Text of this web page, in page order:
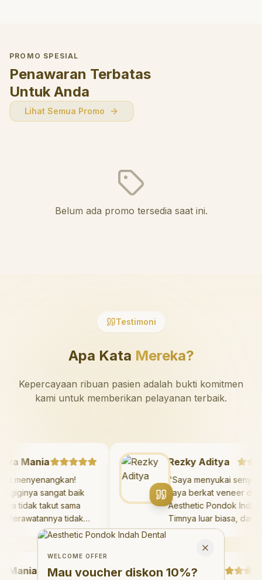
PROMO SPESIAL
Penawaran Terbatas
Untuk Anda
Lihat Semua Promo
Belum ada promo tersedia saat ini.
Testimoni
Apa Kata Mereka?
Kepercayaan ribuan pasien adalah bukti komitmen
kami untuk memberikan pelayanan terbaik.
Mania
menyenangkan!
giginya sangat baik
saya tidak takut sama
Perawatannya tidak
dan saya bisa bermain
suka pergi ke dokter
sekarang!"
Rezky Aditya
"Saya menyukai
saya berkat veneer
Aesthetic Pondok
Timnya luar biasa,
hasilnya melebihi
saya. Saya
hari.
Welcome Offer
Mau voucher diskon <strong>10%</strong>?
WELCOME OFFER
Mau voucher diskon 10%?
Close